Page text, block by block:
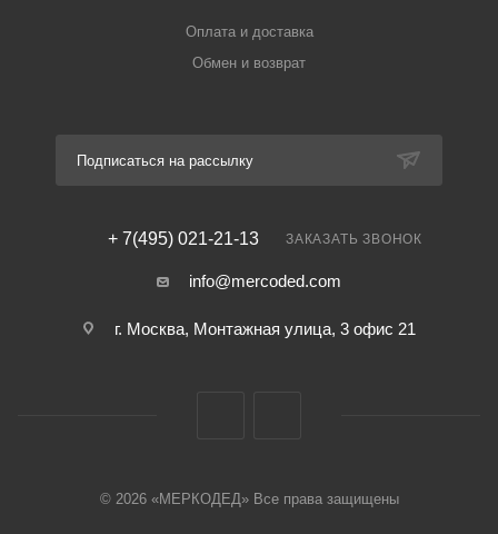
Оплата и доставка
Обмен и возврат
Подписаться на рассылку
+ 7(495) 021-21-13 ЗАКАЗАТЬ ЗВОНОК
info@mercoded.com
г. Москва, Монтажная улица, 3 офис 21
© 2026 «МЕРКОДЕД» Все права защищены